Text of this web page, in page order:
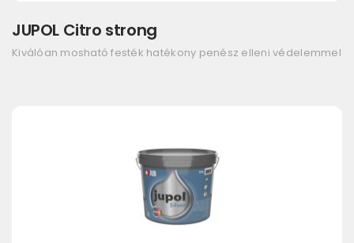
JUPOL Citro strong
Kiválóan mosható festék hatékony penész elleni védelemmel